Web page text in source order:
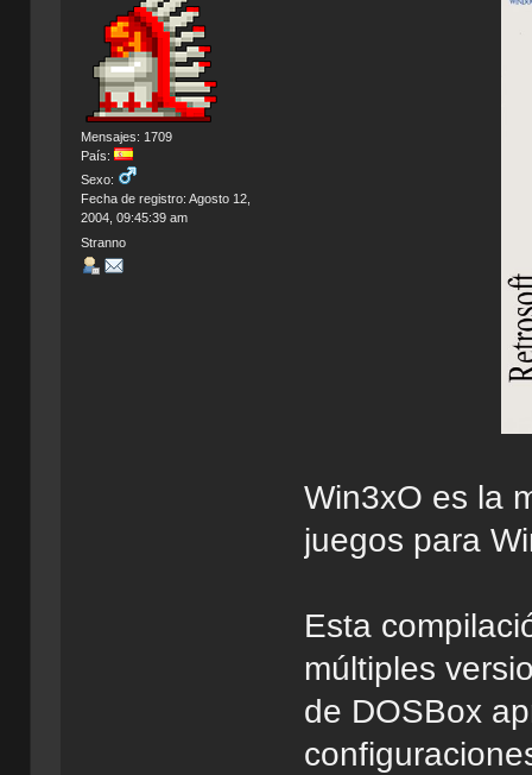
Mensajes: 1709
País:
Sexo:
Fecha de registro: Agosto 12,
2004, 09:45:39 am
Stranno
Win3xO es la
juegos para
Esta
múltiples
de DOSBox